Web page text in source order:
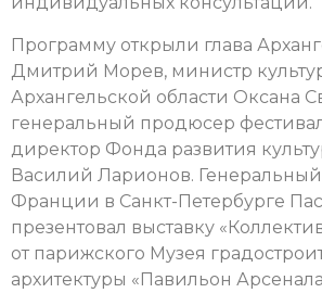
Программу открыли глава
Дмитрий Морев, министр
Архангельской области Оксана
генеральный продюсер
директор Фонда развития
Василий Ларионов. Генеральный
Франции в Санкт-Петербурге
презентовал выставку
от парижского Музея
архитектуры «Павильон